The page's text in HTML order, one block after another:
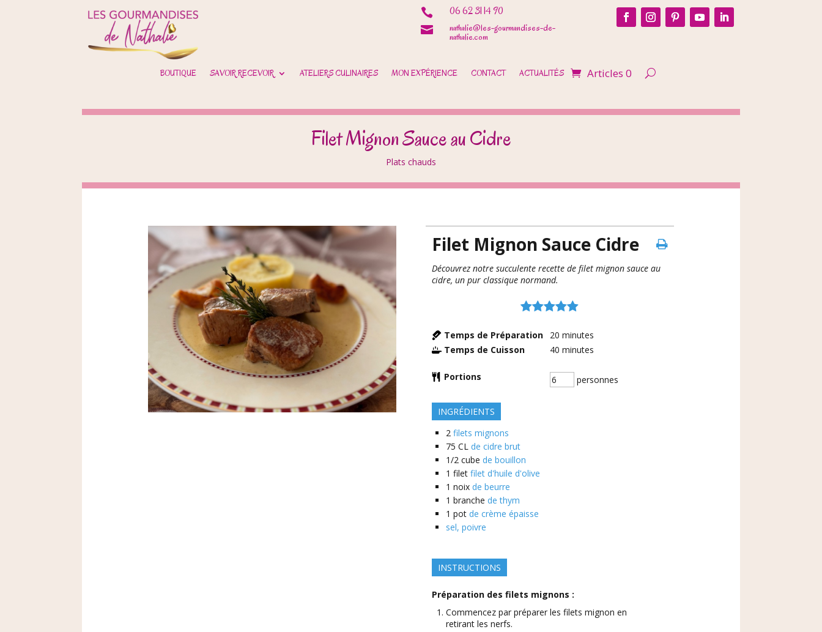

06 62 31 14 90

nathalie@les-gourmandises-de-
nathalie.com
BOUTIQUE SAVOIR RECEVOIR ATELIERS CULINAIRES MON EXPÉRIENCE CONTACT ACTUALITÉS Articles 0
Filet Mignon Sauce au Cidre
Plats chauds
Filet Mignon Sauce Cidre
Découvrez notre succulente recette de filet mignon sauce au
cidre, un pur classique normand.
Temps de Préparation 20 minutes
Temps de Cuisson
40 minutes
Portions personnes
INGRÉDIENTS
2 filets mignons
75 CL de cidre brut
1/2 cube de bouillon
1 filet filet d'huile d'olive
1 noix de beurre
1 branche de thym
1 pot de crème épaisse
sel, poivre
INSTRUCTIONS
Préparation des filets mignons :
Commencez par préparer les filets mignon en
retirant les nerfs.